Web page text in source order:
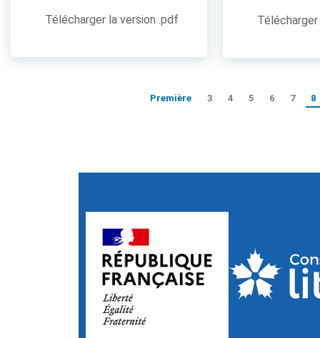
Télécharger la version .pdf
Première 3 4 5 6 7 8